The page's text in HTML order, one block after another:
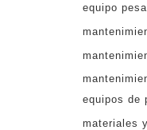
equipo
equipos de
materiales